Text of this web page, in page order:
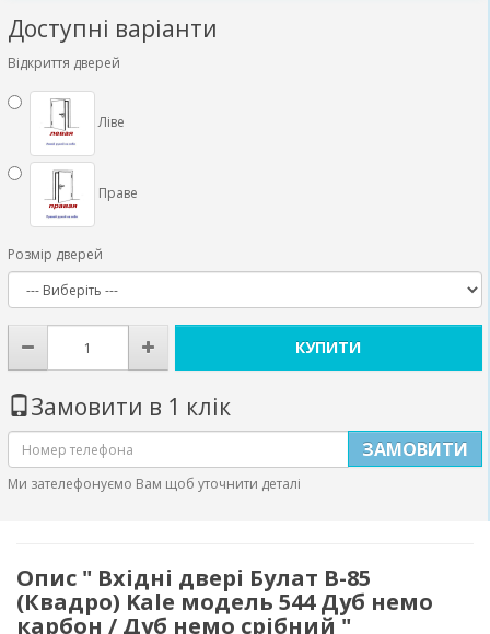
Доступні варіанти
Відкриття дверей
Ліве
Праве
Розмір дверей
КУПИТИ
Замовити в 1 клік
ЗАМОВИТИ
Ми зателефонуємо Вам щоб уточнити деталі
Опис " Вхідні двері Булат В-85
(Квадро) Kale модель 544 Дуб немо
карбон / Дуб немо срібний "